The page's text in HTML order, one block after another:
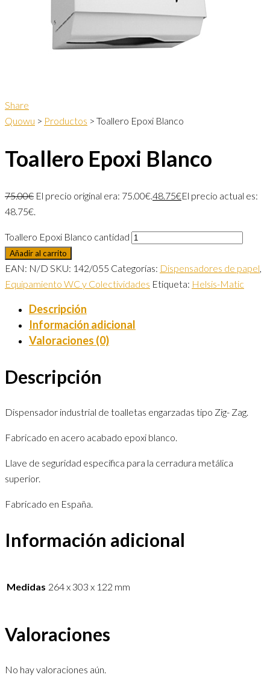
Share
Quowu > Productos > Toallero Epoxi Blanco
Toallero Epoxi Blanco
75.00€ El precio original era: 75.00€.48.75€El precio actual es:
48.75€.
Toallero Epoxi Blanco cantidad
Añadir al carrito
EAN: N/D SKU: 142/055 Categorías: Dispensadores de papel,
Equipamiento WC y Colectividades Etiqueta: Helsis-Matic
Descripción
Información adicional
Valoraciones (0)
Descripción
Dispensador industrial de toalletas engarzadas tipo Zig- Zag.
Fabricado en acero acabado epoxi blanco.
Llave de seguridad específica para la cerradura metálica
superior.
Fabricado en España.
Información adicional
Medidas 264 x 303 x 122 mm
Valoraciones
No hay valoraciones aún.